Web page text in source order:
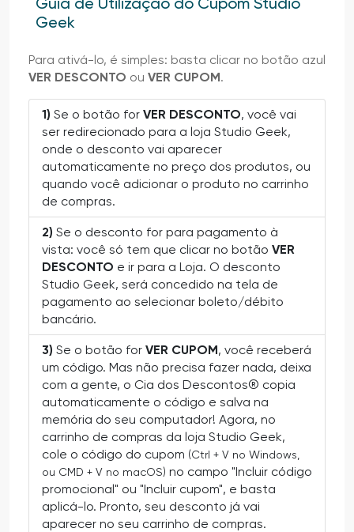
Geek
Para ativá-lo, é simples: basta clicar no botão azul
VER DESCONTO ou VER CUPOM.
1) Se o botão for VER DESCONTO, você vai
ser redirecionado para a loja Studio Geek,
onde o desconto vai aparecer
automaticamente no preço dos produtos, ou
quando você adicionar o produto no carrinho
de compras.
2) Se o desconto for para pagamento à
vista: você só tem que clicar no botão VER
DESCONTO e ir para a Loja. O desconto
Studio Geek, será concedido na tela de
pagamento ao selecionar boleto/débito
bancário.
3) Se o botão for VER CUPOM, você receberá
um código. Mas não precisa fazer nada, deixa
com a gente, o Cia dos Descontos® copia
automaticamente o código e salva na
memória do seu computador! Agora, no
carrinho de compras da loja Studio Geek,
cole o código do cupom (Ctrl + V no Windows,
ou CMD + V no macOS) no campo "Incluir código
promocional" ou "Incluir cupom", e basta
aplicá-lo. Pronto, seu desconto já vai
aparecer no seu carrinho de compras.